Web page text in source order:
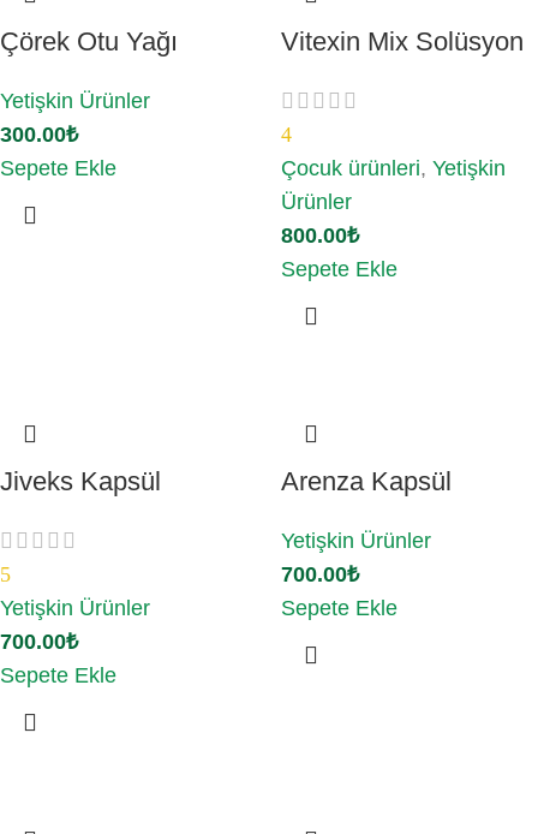
Çörek Otu Yağı
Yetişkin Ürünler
300.00₺
Sepete Ekle
Vitexin Mix Solüsyon
4
Çocuk ürünleri, Yetişkin
Ürünler
800.00₺
Sepete Ekle
Jiveks Kapsül
5
Yetişkin Ürünler
700.00₺
Sepete Ekle
Arenza Kapsül
Yetişkin Ürünler
700.00₺
Sepete Ekle